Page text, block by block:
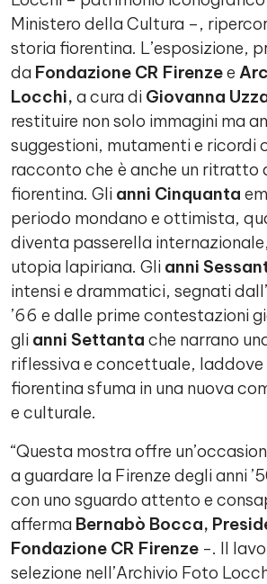
Ministero della Cultura –,
storia fiorentina. L’esposizione,
da Fondazione CR Firenzee
Locchi, a cura di Giovanna
restituire non solo immagini ma
suggestioni, mutamenti e ricordi
racconto che è anche un ritratto
fiorentina. Gli anni Cinquanta
periodo mondano e ottimista,
diventa passerella
utopia lapiriana. Gli anni
intensi e drammatici, segnati
’66 e dalle prime contestazioni
gli anni Settanta che narrano
riflessiva e concettuale,
fiorentina sfuma in una nuova
e culturale.
“Questa mostra offre
a guardare la Firenze degli anni
con uno sguardo attento e
afferma Bernabò Bocca,
Fondazione CR Firenze -. Il
selezione nell’Archivio Foto